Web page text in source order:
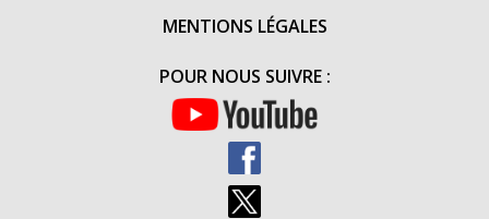
MENTIONS LÉGALES
POUR NOUS SUIVRE :